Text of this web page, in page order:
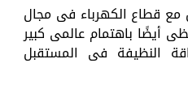
مع قطاع الكهرباء فى مجال
أيضًا باهتمام عالمى كبير
النظيفة فى المستقبل